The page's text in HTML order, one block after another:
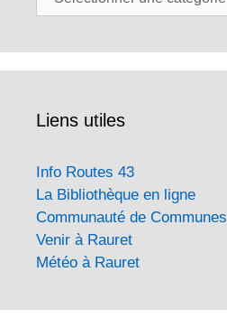
Liens utiles
Info Routes 43
La Bibliothèque en ligne
Communauté de Communes
Venir à Rauret
Météo à Rauret